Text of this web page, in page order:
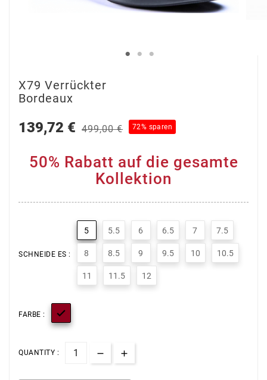
X79 Verrückter
Bordeaux
139,72 € 499,00 € 72% sparen
50% Rabatt auf die gesamte
Kollektion
SCHNEIDE ES :
5 5.5 6 6.5 7 7.5
8 8.5 9 9.5 10 10.5
11 11.5 12
FARBE : 
QUANTITY :